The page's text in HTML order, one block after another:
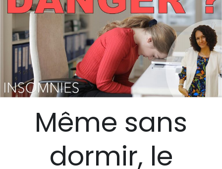
Même sans
dormir, le